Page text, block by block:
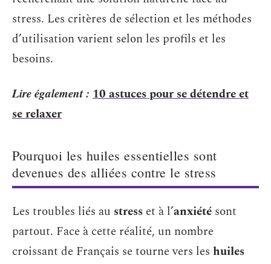
stress. Les critères de sélection et les méthodes
d’utilisation varient selon les profils et les
besoins.
Lire également : 10 astuces pour se détendre et
se relaxer
Pourquoi les huiles essentielles sont
devenues des alliées contre le stress
Les troubles liés au stress et à l’anxiété sont
partout. Face à cette réalité, un nombre
croissant de Français se tourne vers les huiles